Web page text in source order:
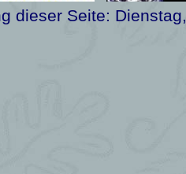
dieser Seite: